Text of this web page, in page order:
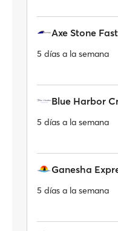
Axe Stone
5 días a la semana
Blue Harbor
5 días a la semana
Ganesha
5 días a la semana